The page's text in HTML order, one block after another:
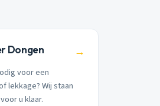
Dongen →
voor een
lekkage? Wij staan
u klaar.